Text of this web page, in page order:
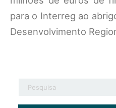
para o Interreg ao
Desenvolvimento